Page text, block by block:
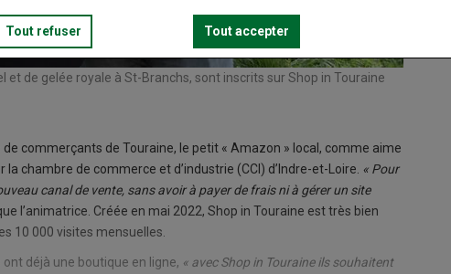
de gelée royale à St-Branchs, sont inscrits sur Shop in Touraine
commerçants de Touraine, le petit « Amazon » local, comme aime
chambre de commerce et d’industrie (CCI) d’Indre-et-Loire. « Pour
canal de vente, sans avoir à payer de frais ni à gérer un site
l’animatrice. Créée en mai 2022, Shop in Touraine est très bien
10 000 visites mensuelles.
déjà une boutique en ligne, « avec Shop in Touraine ils souhaitent
Tout refuser Tout accepter